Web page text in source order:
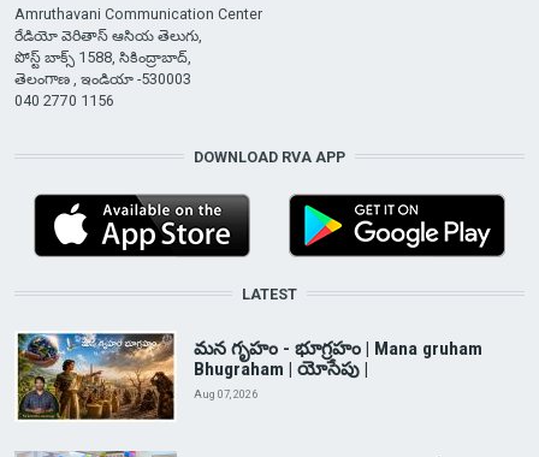
Amruthavani Communication Center
రేడియో వెరితాస్ ఆసియ తెలుగు,
పోస్ట్ బాక్స్ 1588, సికింద్రాబాద్,
తెలంగాణ , ఇండియా -530003
040 2770 1156
DOWNLOAD RVA APP
LATEST
మన గృహం - భూగ్రహం | Mana gruham
Bhugraham | యోసేపు |
Aug 07, 2026